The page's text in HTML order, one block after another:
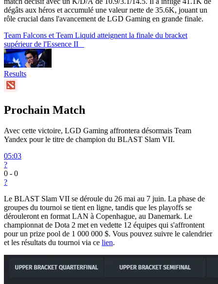
dégâts aux héros et accumulé une valeur nette de 35.6K, jouant un
rôle crucial dans l'avancement de LGD Gaming en grande finale.
Team Falcons et Team Liquid atteignent la finale du bracket
supérieur de l'Essence II
Results
Prochain Match
Avec cette victoire, LGD Gaming affrontera désormais Team
Yandex pour le titre de champion du BLAST Slam VII.
05:03
?
0 - 0
?
Le BLAST Slam VII se déroule du 26 mai au 7 juin. La phase de
groupes du tournoi se tient en ligne, tandis que les playoffs se
dérouleront en format LAN à Copenhague, au Danemark. Le
championnat de Dota 2 met en vedette 12 équipes qui s'affrontent
pour un prize pool de 1 000 000 $. Vous pouvez suivre le calendrier
et les résultats du tournoi via ce lien.